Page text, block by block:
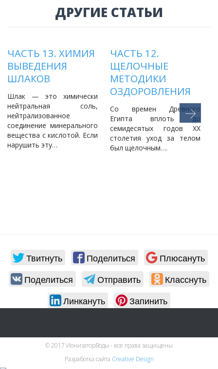
ДРУГИЕ СТАТЬИ
ЧАСТЬ 13. ХИМИЯ
ВЫВЕДЕНИЯ
ШЛАКОВ
Шлак — это химически
нейтральная соль,
нейтрализованное
соединение минерального
вещества с кислотой. Если
нарушить эту…
ЧАСТЬ 12.
ЩЕЛОЧНЫЕ
МЕТОДИКИ
ОЗДОРОВЛЕНИЯ
Со времен Древнего
Египта вплоть до
семидесятых годов ХХ
столетия уход за телом
был щелочным….
Твитнуть Поделиться
Плюсануть
Поделиться
Отправить
Класснуть
Линкануть
Запинить
© 2017 ИонизаторВоды - все права защищены
Разработка сайта Creative Design